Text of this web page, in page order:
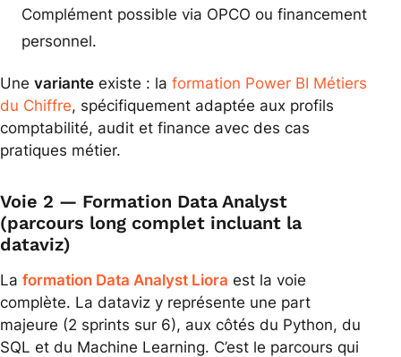
Complément possible via OPCO ou financement
personnel.
Une variante existe : la formation Power BI Métiers
du Chiffre, spécifiquement adaptée aux profils
comptabilité, audit et finance avec des cas
pratiques métier.
Voie 2 — Formation Data Analyst
(parcours long complet incluant la
dataviz)
La formation Data Analyst Liora est la voie
complète. La dataviz y représente une part
majeure (2 sprints sur 6), aux côtés du Python, du
SQL et du Machine Learning. C’est le parcours qui